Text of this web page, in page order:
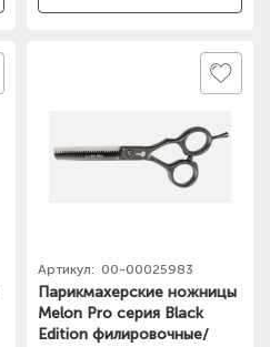
Артикул: 00-00025983
Парикмахерские ножницы
Melon Pro серия Black
Edition филировочные/